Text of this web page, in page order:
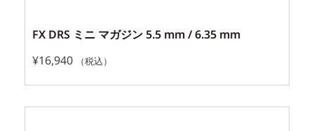
FX DRS ミニ マガジン 5.5 mm / 6.35 mm
¥16,940 （税込）